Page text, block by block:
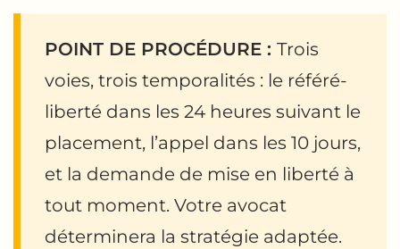
POINT DE PROCÉDURE : Trois
voies, trois temporalités : le référé-
liberté dans les 24 heures suivant le
placement, l’appel dans les 10 jours,
et la demande de mise en liberté à
tout moment. Votre avocat
déterminera la stratégie adaptée.